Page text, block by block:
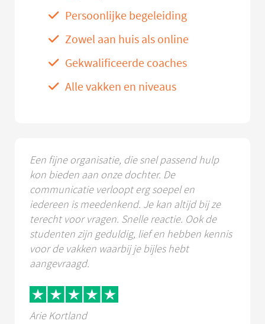
Persoonlijke begeleiding
Zowel aan huis als online
Gekwalificeerde coaches
Alle vakken en niveaus
Een fijne organisatie, die snel passend hulp
kon bieden aan onze dochter. De
communicatie verloopt erg soepel en
iedereen is meedenkend. Je kan altijd bij ze
terecht voor vragen. Snelle reactie. Ook de
studenten zijn geduldig, lief en hebben kennis
voor de vakken waarbij je bijles hebt
aangevraagd.
Arie Kortland